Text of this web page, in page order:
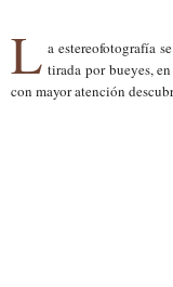
L a estereofotografía
tirada por bueyes,
con mayor atención